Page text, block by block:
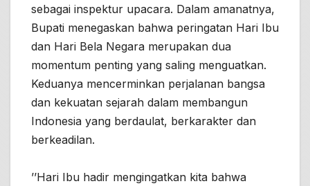
sebagai inspektur upacara. Dalam amanatnya,
Bupati menegaskan bahwa peringatan Hari Ibu
dan Hari Bela Negara merupakan dua
momentum penting yang saling menguatkan.
Keduanya mencerminkan perjalanan bangsa
dan kekuatan sejarah dalam membangun
Indonesia yang berdaulat, berkarakter dan
berkeadilan.
’’Hari Ibu hadir mengingatkan kita bahwa